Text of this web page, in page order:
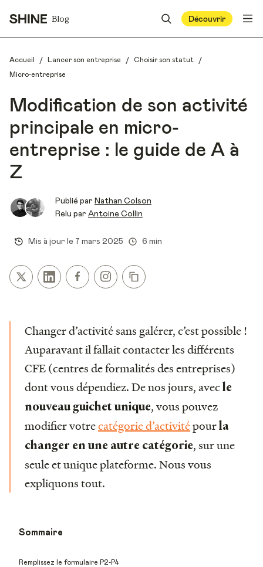
Blog Découvrir
Accueil / Lancer son entreprise / Choisir son statut /
Micro-entreprise
Modification de son activité
principale en micro-
entreprise : le guide de A à
Z
Publié par Nathan Colson
Relu par Antoine Collin
Mis à jour le 7 mars 2025 6 min
Changer d’activité sans galérer, c’est possible !
Auparavant il fallait contacter les différents
CFE (centres de formalités des entreprises)
dont vous dépendiez. De nos jours, avecle
nouveau guichet unique, vous pouvez
modifier votrecatégorie d’activitépourla
changer en une autre catégorie, sur une
seule et unique plateforme. Nous vous
expliquons tout.
Sommaire
Remplissez le formulaire P2-P4